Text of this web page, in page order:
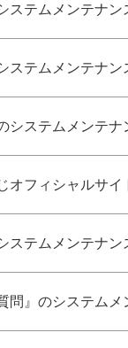
ステムメンテナン
ステムメンテナン
システムメンテナ
オフィシャルサ
ステムメンテナン
問』のシステム